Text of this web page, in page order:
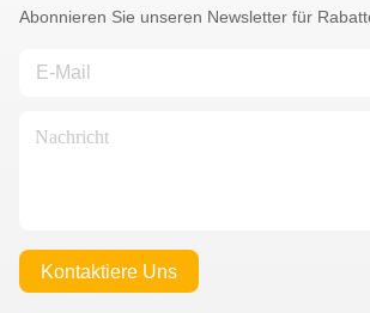
Abonnieren Sie unseren Newsletter für
Kontaktiere Uns